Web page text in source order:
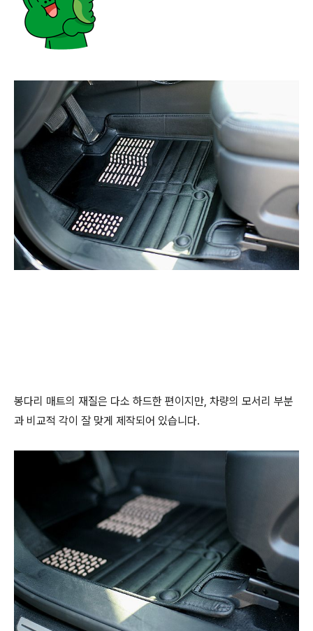
봉다리 매트의 재질은 다소 하드한 편이지만, 차량의 모서리 부분
과 비교적 각이 잘 맞게 제작되어 있습니다.